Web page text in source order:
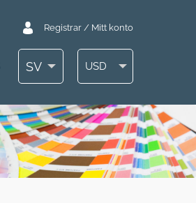
Registrar / Mitt konto
SV USD